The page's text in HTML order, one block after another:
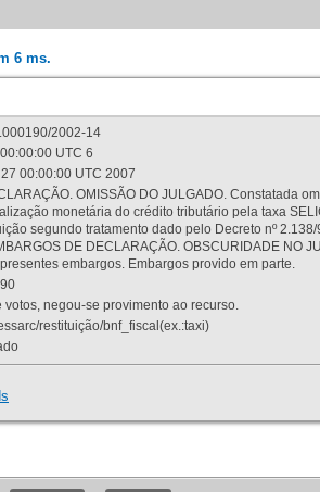
6 ms.
2002-14
UTC 6
00:00:00 UTC 2007
OMISSÃO DO JULGADO. Constatada
monetária do crédito tributário pela taxa
segundo tratamento dado pelo Decreto nº
DE DECLARAÇÃO. OBSCURIDADE
embargos. Embargos provido em parte.
votos, negou-se provimento ao recurso.
restituição/bnf_fiscal(ex.:taxi)